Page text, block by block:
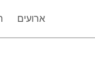
ארועים